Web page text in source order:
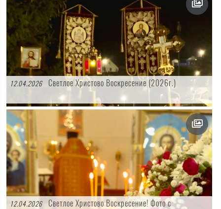
12.04.2026 Светлое Христово Воскресение (2026г.)
12.04.2026
Светлое Христово Воскресение! Фото с